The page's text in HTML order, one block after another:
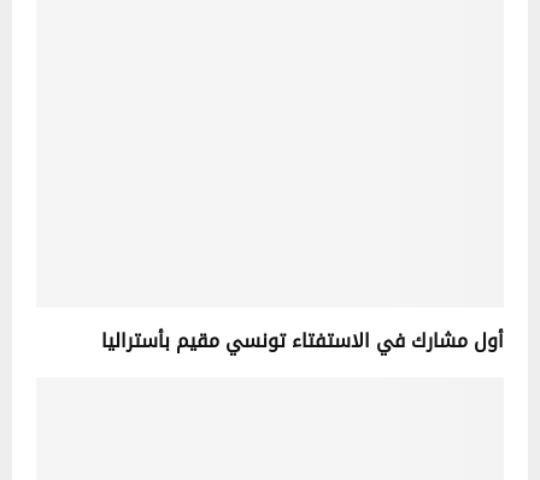
أول مشارك في الاستفتاء تونسي مقيم بأستراليا